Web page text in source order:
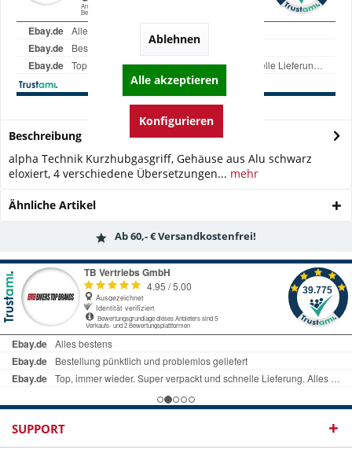
Beschreibung
alpha Technik Kurzhubgasgriff, Gehäuse aus Alu schwarz
eloxiert, 4 verschiedene Übersetzungen... mehr
Ähnliche Artikel
Ab 60,- € Versandkostenfrei!
SUPPORT
Ablehnen
Alle akzeptieren
Konfigurieren